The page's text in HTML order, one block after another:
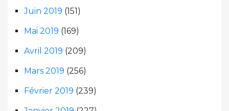
Juin 2019 (151)
Mai 2019 (169)
Avril 2019 (209)
Mars 2019 (256)
Février 2019 (239)